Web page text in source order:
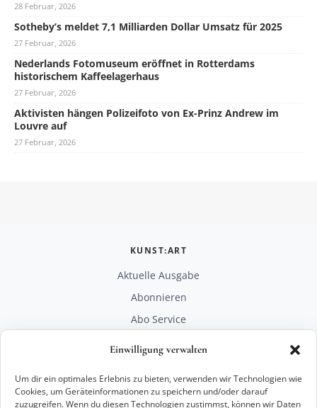
Einwilligung verwalten
Um dir ein optimales Erlebnis zu bieten, verwenden wir Technologien wie
Cookies, um Geräteinformationen zu speichern und/oder darauf
zuzugreifen. Wenn du diesen Technologien zustimmst, können wir Daten
28 Februar, 2026
Sotheby’s meldet 7,1 Milliarden Dollar Umsatz für 2025
27 Februar, 2026
Nederlands Fotomuseum eröffnet in Rotterdams
historischem Kaffeelagerhaus
27 Februar, 2026
Aktivisten hängen Polizeifoto von Ex-Prinz Andrew im
Louvre auf
27 Februar, 2026
KUNST:ART
Aktuelle Ausgabe
Abonnieren
Abo Service
RECHTLICHES